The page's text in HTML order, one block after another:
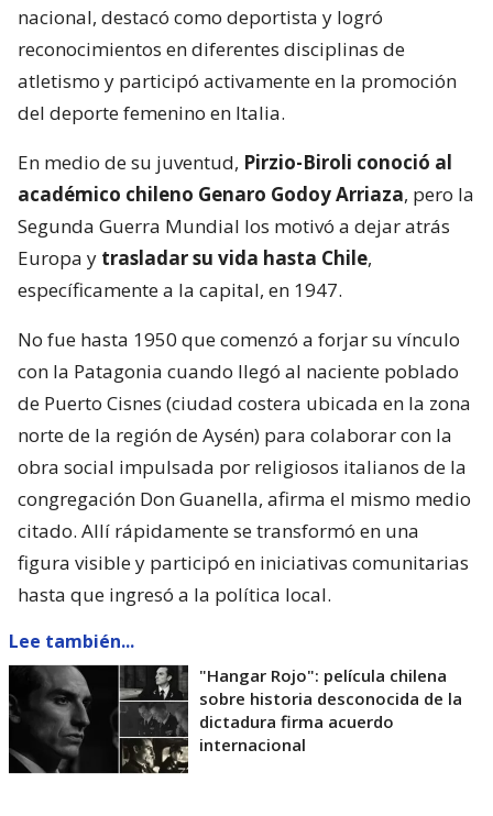
nacional, destacó como deportista y logró
reconocimientos en diferentes disciplinas de
atletismo y participó activamente en la promoción
del deporte femenino en Italia.
En medio de su juventud, Pirzio-Biroli conoció al
académico chileno Genaro Godoy Arriaza, pero la
Segunda Guerra Mundial los motivó a dejar atrás
Europa y trasladar su vida hasta Chile,
específicamente a la capital, en 1947.
No fue hasta 1950 que comenzó a forjar su vínculo
con la Patagonia cuando llegó al naciente poblado
de Puerto Cisnes (ciudad costera ubicada en la zona
norte de la región de Aysén) para colaborar con la
obra social impulsada por religiosos italianos de la
congregación Don Guanella, afirma el mismo medio
citado. Allí rápidamente se transformó en una
figura visible y participó en iniciativas comunitarias
hasta que ingresó a la política local.
Lee también...
"Hangar Rojo": película chilena
sobre historia desconocida de la
dictadura firma acuerdo
internacional